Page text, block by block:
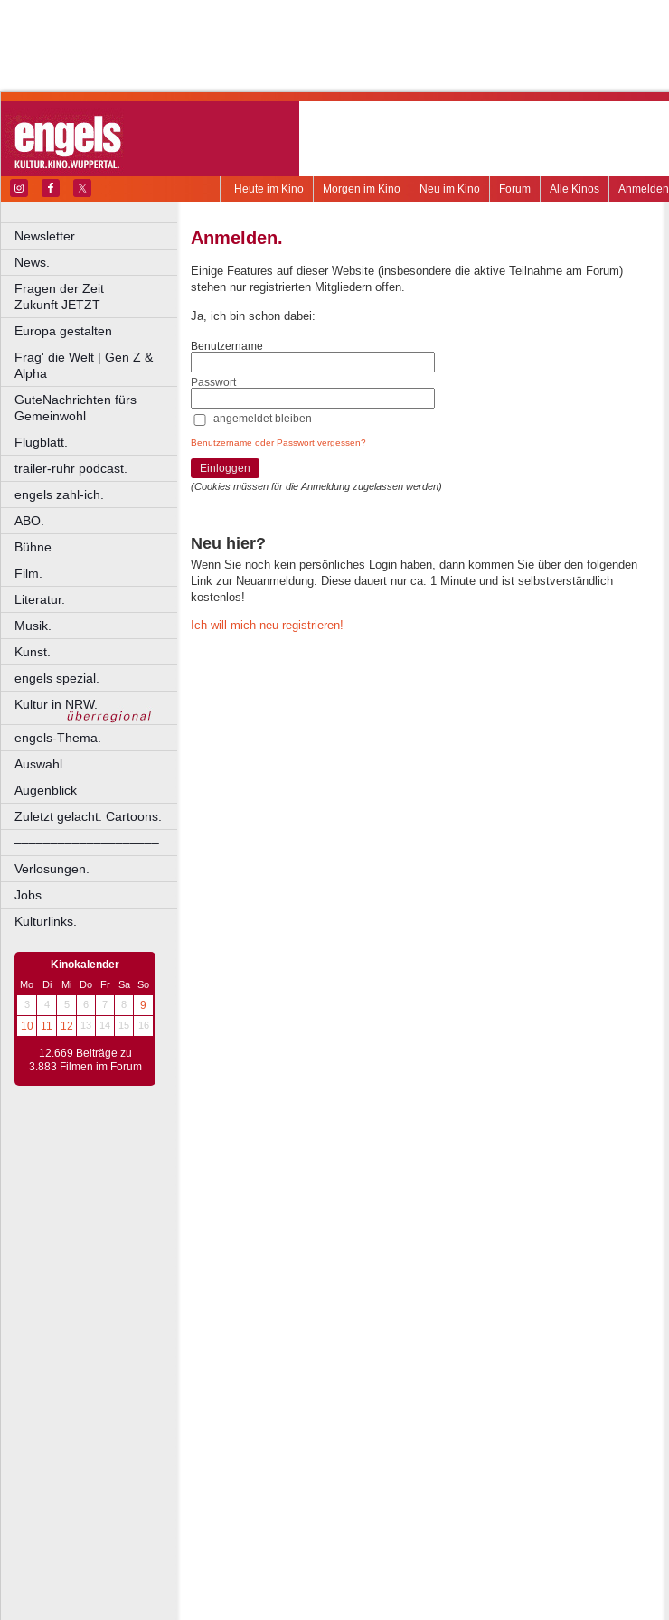
Anmelden
Alle Kinos
Forum
Neu im Kino
Morgen im Kino
Heute im Kino
Newsletter.
News.
Fragen der Zeit
Zukunft JETZT
Europa gestalten
Frag' die Welt | Gen Z &
Alpha
GuteNachrichten fürs
Gemeinwohl
Flugblatt.
trailer-ruhr podcast.
engels zahl-ich.
ABO.
Bühne.
Film.
Literatur.
Musik.
Kunst.
engels spezial.
Kultur in NRW.
engels-Thema.
Auswahl.
Augenblick
Zuletzt gelacht: Cartoons.
––––––––––––––––––––
Verlosungen.
Jobs.
Kulturlinks.
Kinokalender
Mo Di Mi Do Fr Sa
So
3
4 5 6 7 8
9
10
11 12 13 14 15 16
12.669 Beiträge zu
3.883 Filmen im Forum
Anmelden.
Einige Features auf dieser Website (insbesondere die aktive Teilnahme am Forum)
stehen nur registrierten Mitgliedern offen.
Ja, ich bin schon dabei:
Benutzername
Passwort
angemeldet bleiben
Benutzername oder Passwort vergessen?
Einloggen
(Cookies müssen für die Anmeldung zugelassen werden)
Neu hier?
Wenn Sie noch kein persönliches Login haben, dann kommen Sie über den folgenden
Link zur Neuanmeldung. Diese dauert nur ca. 1 Minute und ist selbstverständlich
kostenlos!
Ich will mich neu registrieren!